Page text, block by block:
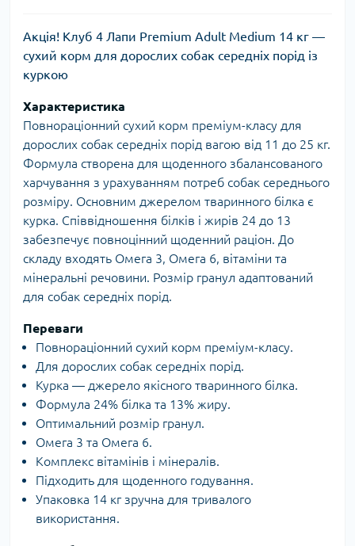
Акція! Клуб 4 Лапи Premium Adult Medium 14 кг —
сухий корм для дорослих собак середніх порід із
куркою
Характеристика
Повнораціонний сухий корм преміум-класу для
дорослих собак середніх порід вагою від 11 до 25 кг.
Формула створена для щоденного збалансованого
харчування з урахуванням потреб собак середнього
розміру. Основним джерелом тваринного білка є
курка. Співвідношення білків і жирів 24 до 13
забезпечує повноцінний щоденний раціон. До
складу входять Омега 3, Омега 6, вітаміни та
мінеральні речовини. Розмір гранул адаптований
для собак середніх порід.
Переваги
Повнораціонний сухий корм преміум-класу.
Для дорослих собак середніх порід.
Курка — джерело якісного тваринного білка.
Формула 24% білка та 13% жиру.
Оптимальний розмір гранул.
Омега 3 та Омега 6.
Комплекс вітамінів і мінералів.
Підходить для щоденного годування.
Упаковка 14 кг зручна для тривалого
використання.